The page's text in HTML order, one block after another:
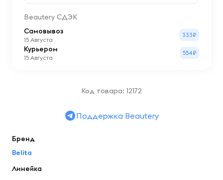
Beautery СДЭК
Самовывоз
15 Августа
333₽
Курьером
15 Августа
554₽
Код товара: 12172
Поддержка Beautery
Бренд
Belita
Линейка